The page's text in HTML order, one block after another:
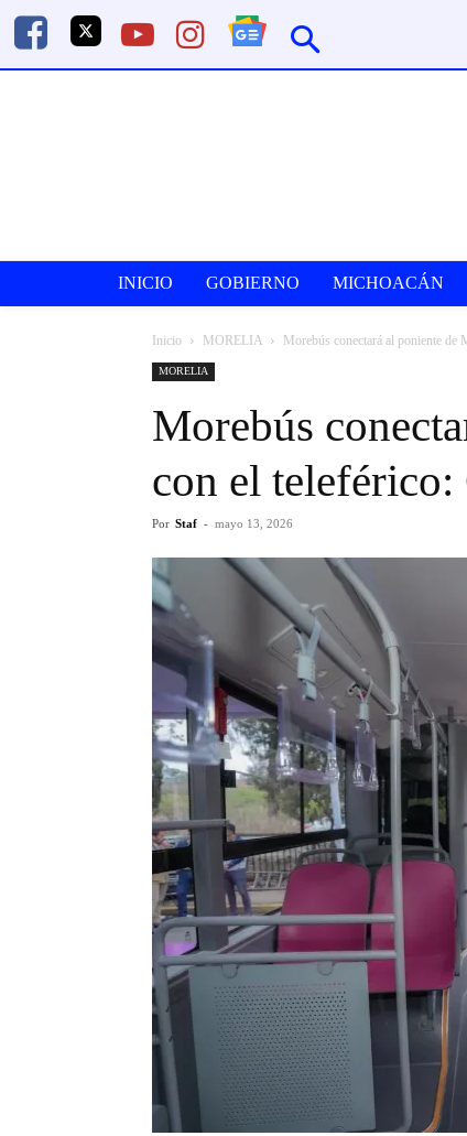
INICIO GOBIERNO MICHOACÁN
Inicio MORELIA Morebús conectará al poniente de
MORELIA
Morebús
con el
Por Staf - mayo 13, 2026